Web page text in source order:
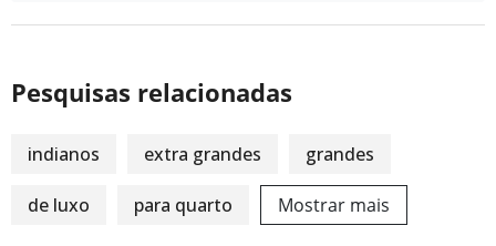
Pesquisas relacionadas
indianos extra grandes grandes
de luxo para quarto Mostrar mais